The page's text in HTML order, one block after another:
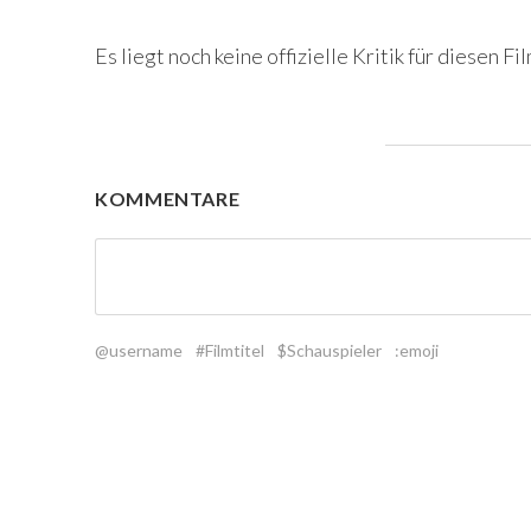
Es liegt noch keine offizielle Kritik für diesen
KOMMENTARE
@username #Filmtitel $Schauspieler :emoji